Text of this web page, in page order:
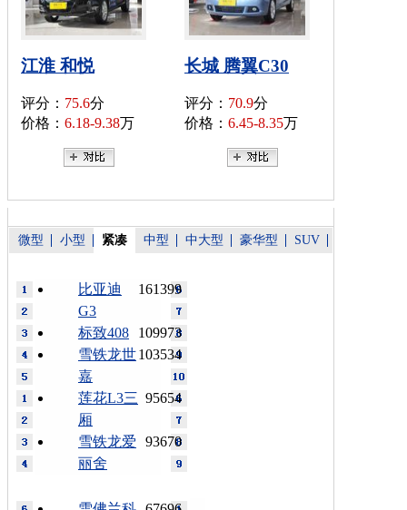
江淮 和悦
评分： 75.6分
价格： 6.18-9.38万
长城 腾翼C30
评分： 70.9分
价格： 6.45-8.35万
微型 小型 紧凑 中型 中大型 豪华型 SUV
161399
比亚迪
G3
109973
标致408
103534
雪铁龙世
嘉
95654
莲花L3三
厢
93670
雪铁龙爱
丽舍